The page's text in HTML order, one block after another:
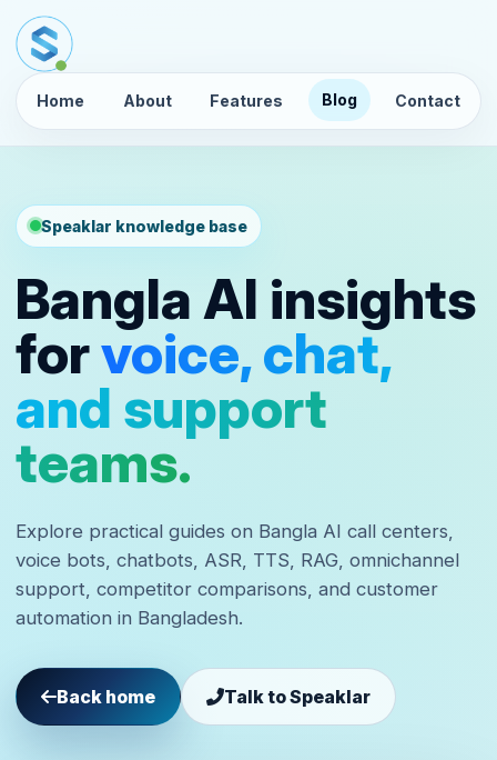
Home About Features Blog Contact
Speaklar knowledge base
Bangla AI insights
forvoice, chat,
and support
teams.
Explore practical guides on Bangla AI call centers,
voice bots, chatbots, ASR, TTS, RAG, omnichannel
support, competitor comparisons, and customer
automation in Bangladesh.
Back home Talk to Speaklar